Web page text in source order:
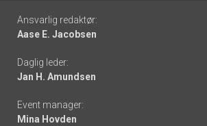
Footer
-
links
Ansvarlig redaktør:
Aase E. Jacobsen
Daglig leder:
Jan H. Amundsen
Event manager:
Mina Hovden